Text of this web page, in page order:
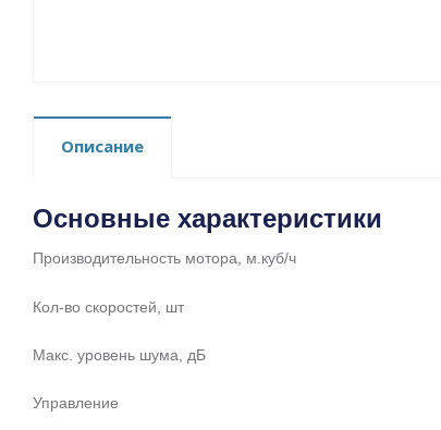
Описание
Основные характеристики
Производительность мотора, м.куб/ч
Кол-во скоростей, шт
Макс. уровень шума, дБ
Управление